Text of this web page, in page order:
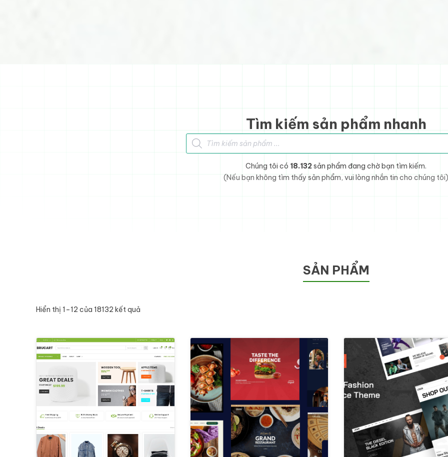
Tìm kiếm sản phẩm nhanh
Tìm kiếm sản phẩm
Chúng tôi có 18.132 sản phẩm đang chờ bạn tìm kiếm.
(Nếu bạn không tìm thấy sản phẩm, vui lòng nhắn tin cho chúng tôi)
SẢN PHẨM
Hiển thị 1–12 của 18132 kết quả